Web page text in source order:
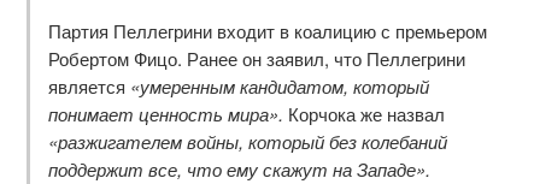
Партия Пеллегрини входит в коалицию с премьером
Робертом Фицо. Ранее он заявил, что Пеллегрини
является «умеренным кандидатом, который
понимает ценность мира». Корчока же назвал
«разжигателем войны, который без колебаний
поддержит все, что ему скажут на Западе».